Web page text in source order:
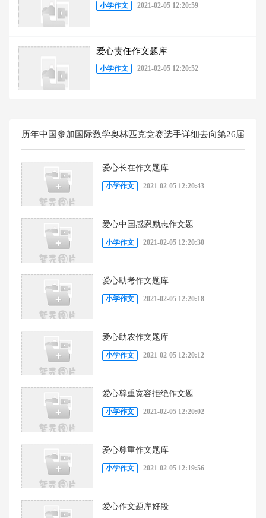
小学作文 2021-02-05 12:20:59
爱心责任作文题库
小学作文 2021-02-05 12:20:52
历年中国参加国际数学奥林匹克竞赛选手详细去向第26届
IMO随机文章 爱心长在作文题库
小学作文 2021-02-05 12:20:43
爱心中国感恩励志作文题
小学作文 2021-02-05 12:20:30
爱心助考作文题库
小学作文 2021-02-05 12:20:18
爱心助农作文题库
小学作文 2021-02-05 12:20:12
爱心尊重宽容拒绝作文题
小学作文 2021-02-05 12:20:02
爱心尊重作文题库
小学作文 2021-02-05 12:19:56
爱心作文题库好段